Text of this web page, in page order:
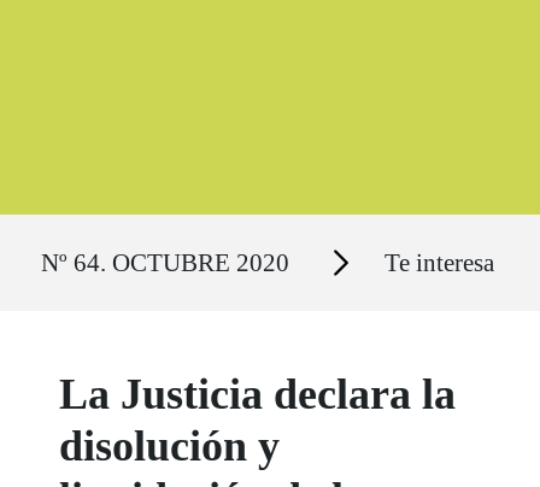
Nº 64. OCTUBRE 2020 Secciones Te interesa
La Justicia declara la
disolución y